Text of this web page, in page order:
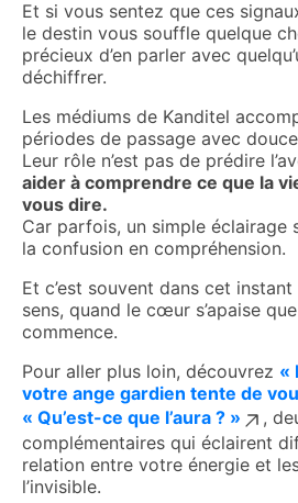
Et si vous sentez que ces
le destin vous souffle quelque
précieux d’en parler avec
déchiffrer.
Les médiums de Kanditel
périodes de passage avec
Leur rôle n’est pas de prédire
aider à comprendre ce que la
vous dire.
Car parfois, un simple éclairage
la confusion en compréhension.
Et c’est souvent dans cet
sens, quand le cœur s’apaise
commence.
Pour aller plus loin, découvrez «
votre ange gardien tente de
« Qu’est-ce que l’aura ? »
,
complémentaires qui éclairent
relation entre votre énergie et
l’invisible.